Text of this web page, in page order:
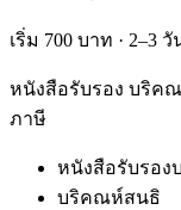
เริ่ม 700 บาท · 2–3
หนังสือรับรอง บริค
ภาษี
หนังสือรับรอง
บริคณห์สนธิ